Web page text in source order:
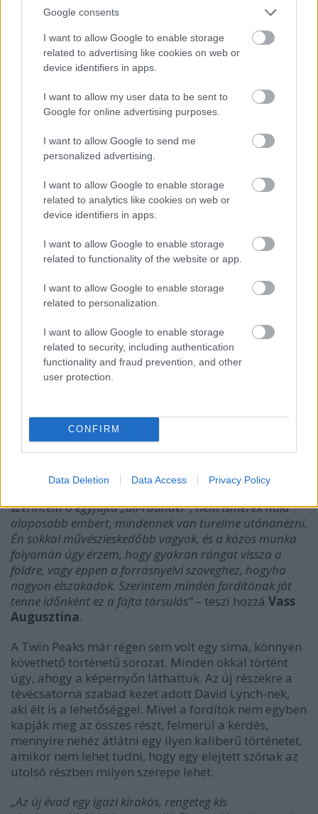
Google consents
I want to allow Google to enable storage
related to advertising like cookies on web or
device identifiers in apps.
I want to allow my user data to be sent to
Google for online advertising purposes.
I want to allow Google to send me
personalized advertising.
I want to allow Google to enable storage
related to analytics like cookies on web or
device identifiers in apps.
I want to allow Google to enable storage
related to functionality of the website or app.
I want to allow Google to enable storage
related to personalization.
I want to allow Google to enable storage
related to security, including authentication
functionality and fraud prevention, and other
user protection.
CONFIRM
Data Deletion Data Access Privacy Policy
szólaltatta meg a színészt:
„Már más is kérdezte tőlem,
hogy miért választottam Hirtling István helyett Rékasi
Károlyt, de csak azt tudom mondani, hogy ezt
egyszerűen felülírta a történelem”– válaszolt röviden
Dezsőffy Rajz Katalin.
Az új Twin Peaks nem csak a színészeknek, a
szinkronrendezőnek, hanem a fordítóknak is feladta
a leckét. A magyar változaton Vass Augusztina és
Blahut Viktor összeszokott párosa dolgozott, akiknek
„A sorozatoknál általában úgy megy a közös munka,
hogy felváltva írjuk a részeket, és természetesen át is
nézzük egymás fordítását, csak így lehet egységes
valamiben elsőre, ilyenkor jobban kitárgyaljuk a dolgot,
és mindig találtunk valami megoldást”– meséli
szerintem ő egyfajta „all-rounder”, nem ismerek nála
alaposabb embert, mindennek van türelme utánanézni.
Én sokkal művészieskedőbb vagyok, és a közös munka
folyamán úgy érzem, hogy gyakran rángat vissza a
földre, vagy éppen a forrásnyelvi szöveghez, hogyha
nagyon elszakadok. Szerintem minden fordítónak jót
tenne időnként ez a fajta társulás”– teszi hozzá Vass
Augusztina.
A Twin Peaks már régen sem volt egy sima, könnyen
követhető történetű sorozat. Minden okkal történt
úgy, ahogy a képernyőn láthattuk. Az új részekre a
tévécsatorna szabad kezet adott David Lynch-nek,
aki élt is a lehetőséggel. Mivel a fordítók nem egyben
kapják meg az összes részt, felmerül a kérdés,
mennyire nehéz átlátni egy ilyen kaliberű történetet,
amikor nem lehet tudni, hogy egy elejtett szónak az
utolsó részben milyen szerepe lehet.
„Az új évad egy igazi kirakós, rengeteg kis